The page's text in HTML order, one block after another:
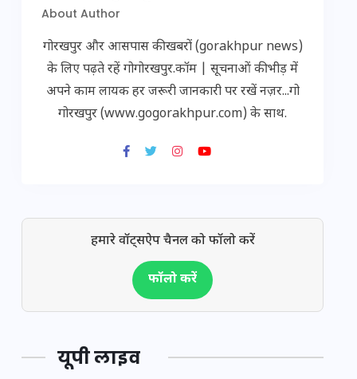
About Author
गोरखपुर और आसपास की खबरों (gorakhpur news)
के लिए पढ़ते रहें गोगोरखपुर.कॉम | सूचनाओं की भीड़ में
अपने काम लायक हर जरूरी जानकारी पर रखें नज़र...गो
गोरखपुर (www.gogorakhpur.com) के साथ.
हमारे वॉट्सऐप चैनल को फॉलो करें
फॉलो करें
यूपी लाइव